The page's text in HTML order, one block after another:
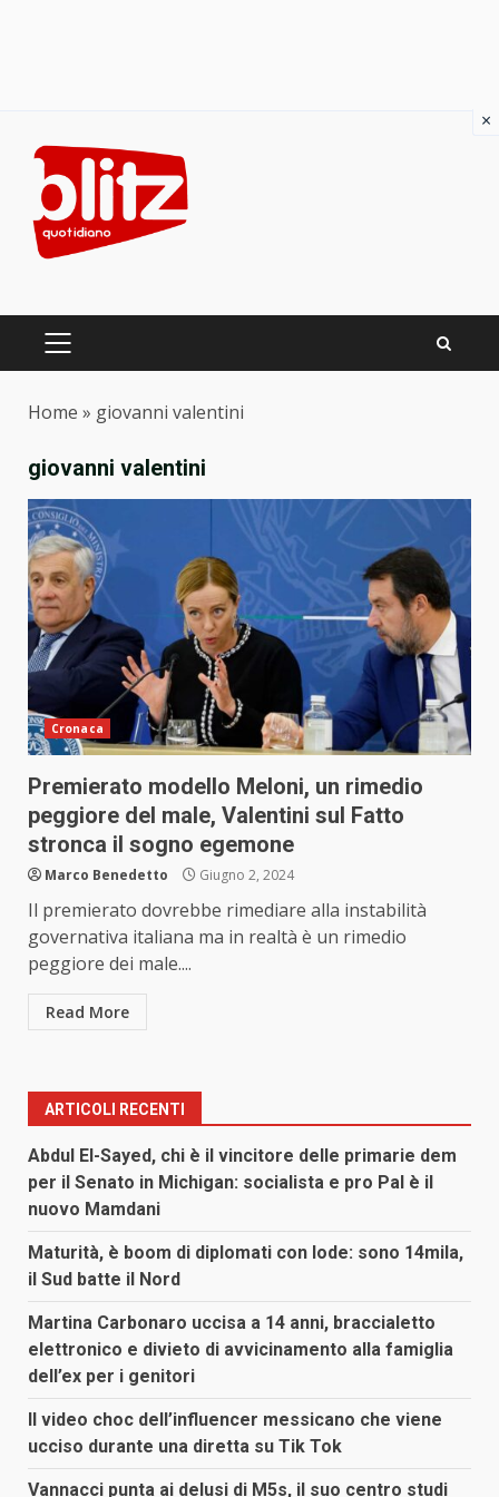
content
PRIMARY
Home » giovanni valentini
giovanni valentini
Cronaca
Premierato modello Meloni, un rimedio
peggiore del male, Valentini sul Fatto
stronca il sogno egemone
Marco Benedetto Giugno 2, 2024
Il premierato dovrebbe rimediare alla instabilità
governativa italiana ma in realtà è un rimedio
peggiore dei male....
Read More
ARTICOLI RECENTI
Abdul El-Sayed, chi è il vincitore delle primarie dem
per il Senato in Michigan: socialista e pro Pal è il
nuovo Mamdani
Maturità, è boom di diplomati con lode: sono 14mila,
il Sud batte il Nord
Martina Carbonaro uccisa a 14 anni, braccialetto
elettronico e divieto di avvicinamento alla famiglia
dell’ex per i genitori
Il video choc dell’influencer messicano che viene
ucciso durante una diretta su Tik Tok
Vannacci punta ai delusi di M5s, il suo centro studi
×